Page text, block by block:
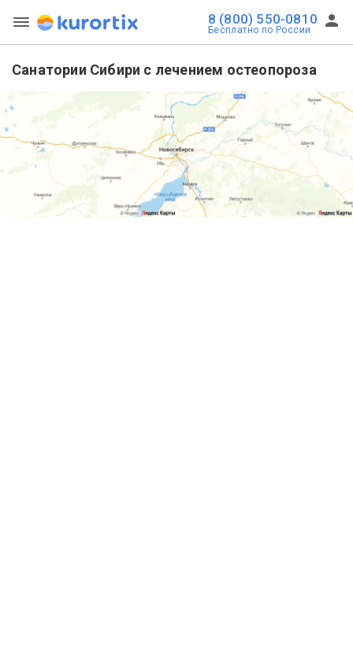
8 (800) 550-0810
Бесплатно по России
Санатории Сибири с лечением остеопороза